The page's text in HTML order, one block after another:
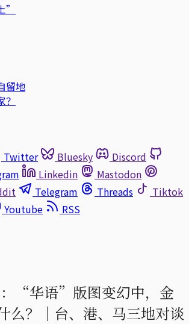
”
留地
Twitter Bluesky
Discord
Linkedin
Mastodon
Telegram Threads
Tiktok
Youtube
RSS
“华语”版图变幻中，金
么？｜台、港、马三地对谈